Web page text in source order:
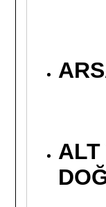
ALT